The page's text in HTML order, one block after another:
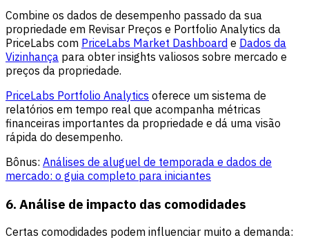
Combine os dados de desempenho passado da sua
propriedade em Revisar Preços e Portfolio Analytics da
PriceLabs com PriceLabs Market Dashboard e Dados da
Vizinhança para obter insights valiosos sobre mercado e
preços da propriedade.
PriceLabs Portfolio Analytics oferece um sistema de
relatórios em tempo real que acompanha métricas
financeiras importantes da propriedade e dá uma visão
rápida do desempenho.
Bônus: Análises de aluguel de temporada e dados de
mercado: o guia completo para iniciantes
6. Análise de impacto das comodidades
Certas comodidades podem influenciar muito a demanda: